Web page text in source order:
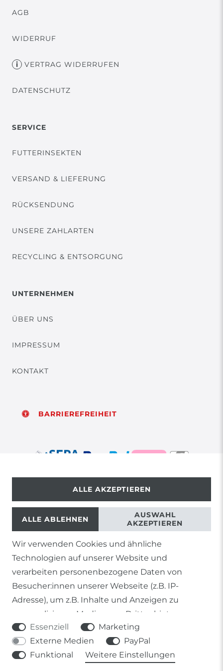
AGB
WIDERRUF
VERTRAG WIDERRUFEN
DATENSCHUTZ
SERVICE
FUTTERINSEKTEN
VERSAND & LIEFERUNG
RÜCKSENDUNG
UNSERE ZAHLARTEN
RECYCLING & ENTSORGUNG
UNTERNEHMEN
ÜBER UNS
IMPRESSUM
KONTAKT
BARRIEREFREIHEIT
© Copyright 2026 | Alle Rechte vorbehalten.
1) Gilt nicht für Sendungen mit Futterinsekten,
Lebendpflanzen, Frostfutter oder lebende Tiere, sowie
Lieferungen per Spedition
2) gilt für sofort lieferbare Artikel und Produkte die keine
gesonderte Versandregelung besitzen.
Prozentangaben von Sonderangeboten auf die Ersparnis
gegenüber der UVP des Herstellers.
Wir verwenden Cookies und ähnliche
Technologien auf unserer Website und
verarbeiten personenbezogene Daten von
Besucher:innen unserer Webseite (z.B. IP-
Adresse), um z.B. Inhalte und Anzeigen zu
personalisieren, Medien von Drittanbietern
einzubinden oder Zugriffe auf unsere Website zu
analysieren. Die Datenverarbeitung erfolgt erst
durch gesetzte Cookies. Wir teilen diese Daten
Essenziell
Marketing
Externe Medien
PayPal
Funktional
Weitere Einstellungen
ALLE AKZEPTIEREN
ALLE ABLEHNEN
AUSWAHL
AKZEPTIEREN